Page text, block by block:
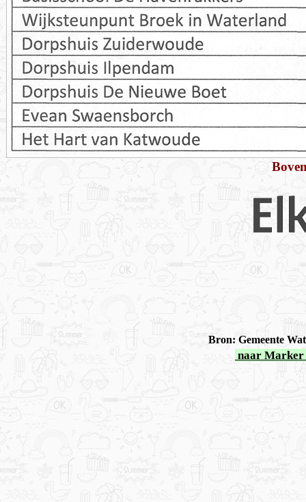
Bron: Gemeente
naar Marker